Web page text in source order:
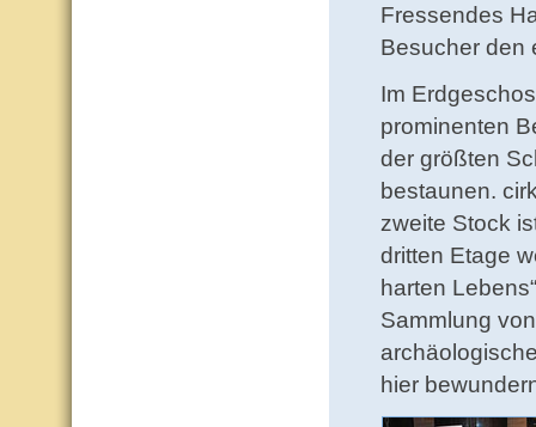
Fressendes
Besucher den
Im
prominenten
der größten
bestaunen.
zweite Stock
dritten Etage
harten
Sammlung
hier